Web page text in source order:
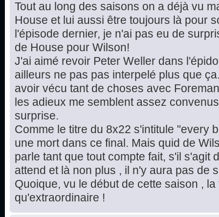
Tout au long des saisons on a déjà vu
House et lui aussi être toujours là pour
l'épisode dernier, je n'ai pas eu de
de House pour Wilson!
J'ai aimé revoir Peter Weller dans
ailleurs ne pas pas interpelé plus que
avoir vécu tant de choses avec
les adieux me semblent assez
surprise.
Comme le titre du 8x22 s'intitule "every
une mort dans ce final. Mais quid de
parle tant que tout compte fait, s'il s'agit
attend et là non plus , il n'y aura pas de
Quoique, vu le début de cette saison ,
qu'extraordinaire !